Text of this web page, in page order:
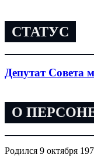
СТАТУС
Депутат Совета
О
Родился 9 октября